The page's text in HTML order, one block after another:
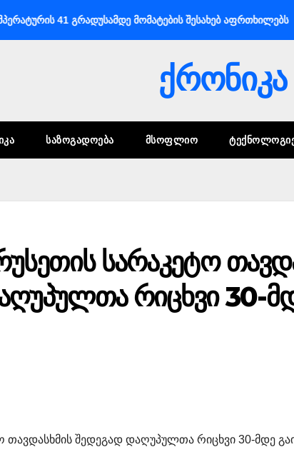
41 გრადუსამდე მომატების შესახებ აფრთხილებს
ქრონიკა
ᲡᲐᲖᲝᲒᲐᲓᲝᲔᲑᲐ ᲛᲡᲝᲤᲚᲘᲝ
სარაკეტო
რიცხვი 30-
თავდასხმის შედეგად დაღუპულთა რიცხვი 30-მდე